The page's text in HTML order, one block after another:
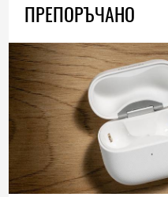
ПРЕПОРЪЧАНО